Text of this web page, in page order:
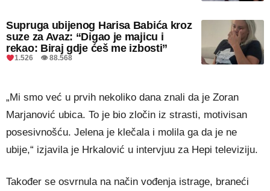
Supruga ubijenog Harisa Babića kroz
suze za Avaz: “Digao je majicu i
rekao: Biraj gdje ćeš me izbosti”
1.526 👁 88.568
„Mi smo već u prvih nekoliko dana znali da je Zoran
Marjanović ubica. To je bio zločin iz strasti, motivisan
posesivnošću. Jelena je klečala i molila ga da je ne
ubije,“ izjavila je Hrkalović u intervjuu za Hepi televiziju.
Također se osvrnula na način vođenja istrage, braneći